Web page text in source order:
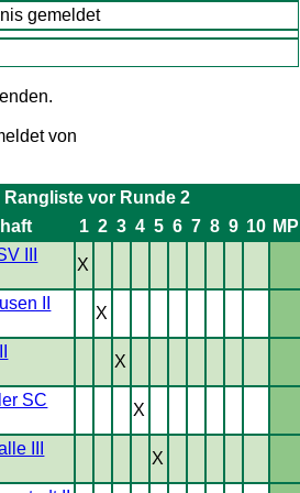
gemeldet
von
Rangliste vor Runde 2
1 2 3 4 5 6 7 8 9 10 MP
III
X
II
X
X
SC
X
III
X